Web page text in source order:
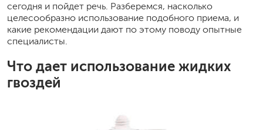
сегодня и пойдет речь. Разберемся, насколько
целесообразно использование подобного приема, и
какие рекомендации дают по этому поводу опытные
специалисты.
Что дает использование жидких
гвоздей